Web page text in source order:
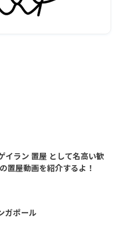
イラン 置屋 として名高い歓
置屋動画を紹介するよ！
ガポール